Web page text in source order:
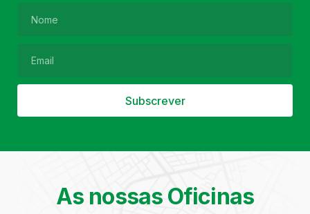
Subscrever
As nossas Oficinas
Filtro de Partículas Óleos